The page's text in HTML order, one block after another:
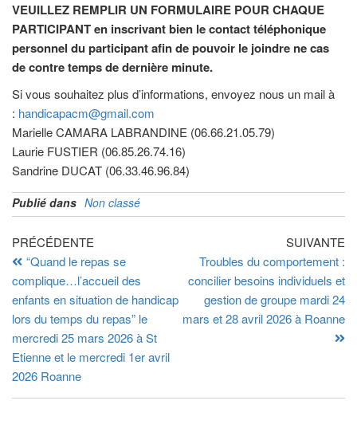
VEUILLEZ REMPLIR UN FORMULAIRE POUR CHAQUE
PARTICIPANT en inscrivant bien le contact téléphonique
personnel du participant afin de pouvoir le joindre ne cas
de contre temps de dernière minute.
Si vous souhaitez plus d’informations, envoyez nous un mail à
: handicapacm@gmail.com
Marielle CAMARA LABRANDINE (06.66.21.05.79)
Laurie FUSTIER (06.85.26.74.16)
Sandrine DUCAT (06.33.46.96.84)
Publié dans Non classé
PRÉCÉDENTE
“Quand le repas se
complique…l’accueil des
enfants en situation de handicap
lors du temps du repas” le
mercredi 25 mars 2026 à St
Etienne et le mercredi 1er avril
2026 Roanne
SUIVANTE
Troubles du comportement :
concilier besoins individuels et
gestion de groupe mardi 24
mars et 28 avril 2026 à Roanne